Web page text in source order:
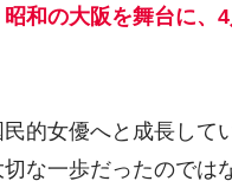
和の大阪を舞台に、
的女優へと成長して
な一歩だったのでは